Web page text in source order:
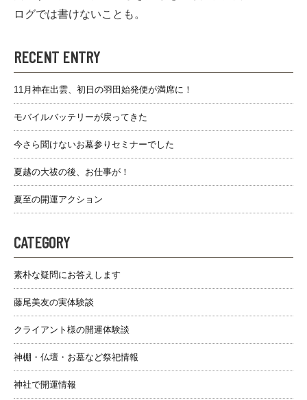
ログでは書けないことも。
RECENT ENTRY
11月神在出雲、初日の羽田始発便が満席に！
モバイルバッテリーが戻ってきた
今さら聞けないお墓参りセミナーでした
夏越の大祓の後、お仕事が！
夏至の開運アクション
CATEGORY
素朴な疑問にお答えします
藤尾美友の実体験談
クライアント様の開運体験談
神棚・仏壇・お墓など祭祀情報
神社で開運情報